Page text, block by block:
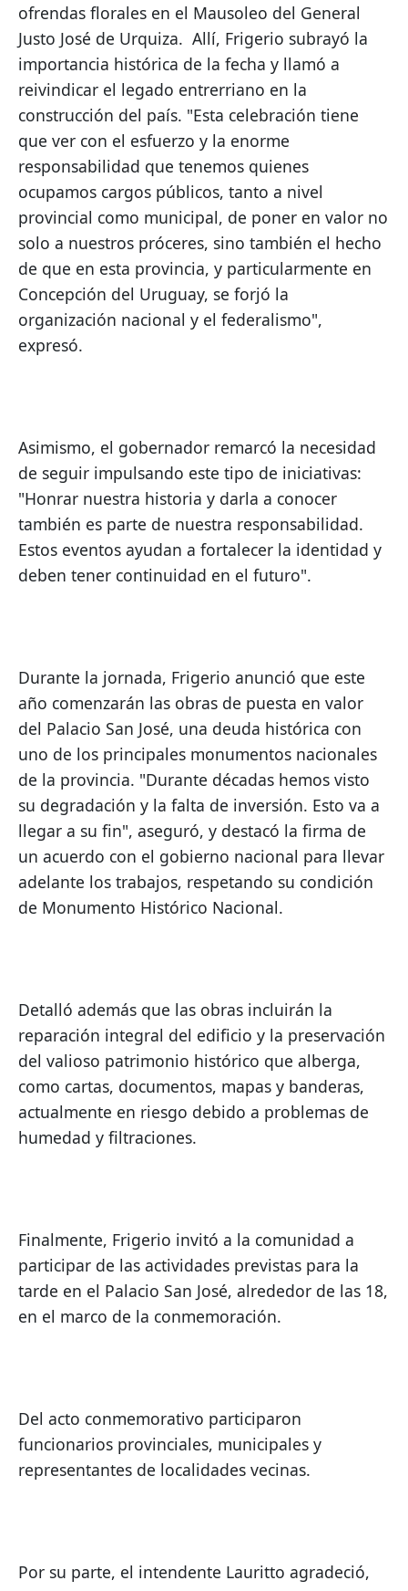
ofrendas florales en el Mausoleo del General
Justo José de Urquiza.  Allí, Frigerio subrayó la
importancia histórica de la fecha y llamó a
reivindicar el legado entrerriano en la
construcción del país. "Esta celebración tiene
que ver con el esfuerzo y la enorme
responsabilidad que tenemos quienes
ocupamos cargos públicos, tanto a nivel
provincial como municipal, de poner en valor no
solo a nuestros próceres, sino también el hecho
de que en esta provincia, y particularmente en
Concepción del Uruguay, se forjó la
organización nacional y el federalismo",
expresó.
Asimismo, el gobernador remarcó la necesidad
de seguir impulsando este tipo de iniciativas:
"Honrar nuestra historia y darla a conocer
también es parte de nuestra responsabilidad.
Estos eventos ayudan a fortalecer la identidad y
deben tener continuidad en el futuro".
Durante la jornada, Frigerio anunció que este
año comenzarán las obras de puesta en valor
del Palacio San José, una deuda histórica con
uno de los principales monumentos nacionales
de la provincia. "Durante décadas hemos visto
su degradación y la falta de inversión. Esto va a
llegar a su fin", aseguró, y destacó la firma de
un acuerdo con el gobierno nacional para llevar
adelante los trabajos, respetando su condición
de Monumento Histórico Nacional.
Detalló además que las obras incluirán la
reparación integral del edificio y la preservación
del valioso patrimonio histórico que alberga,
como cartas, documentos, mapas y banderas,
actualmente en riesgo debido a problemas de
humedad y filtraciones.
Finalmente, Frigerio invitó a la comunidad a
participar de las actividades previstas para la
tarde en el Palacio San José, alrededor de las 18,
en el marco de la conmemoración.
Del acto conmemorativo participaron
funcionarios provinciales, municipales y
representantes de localidades vecinas.
Por su parte, el intendente Lauritto agradeció,